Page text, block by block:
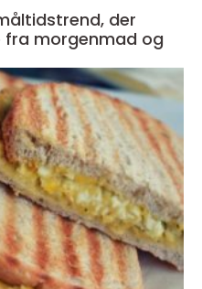
der
morgenmad og